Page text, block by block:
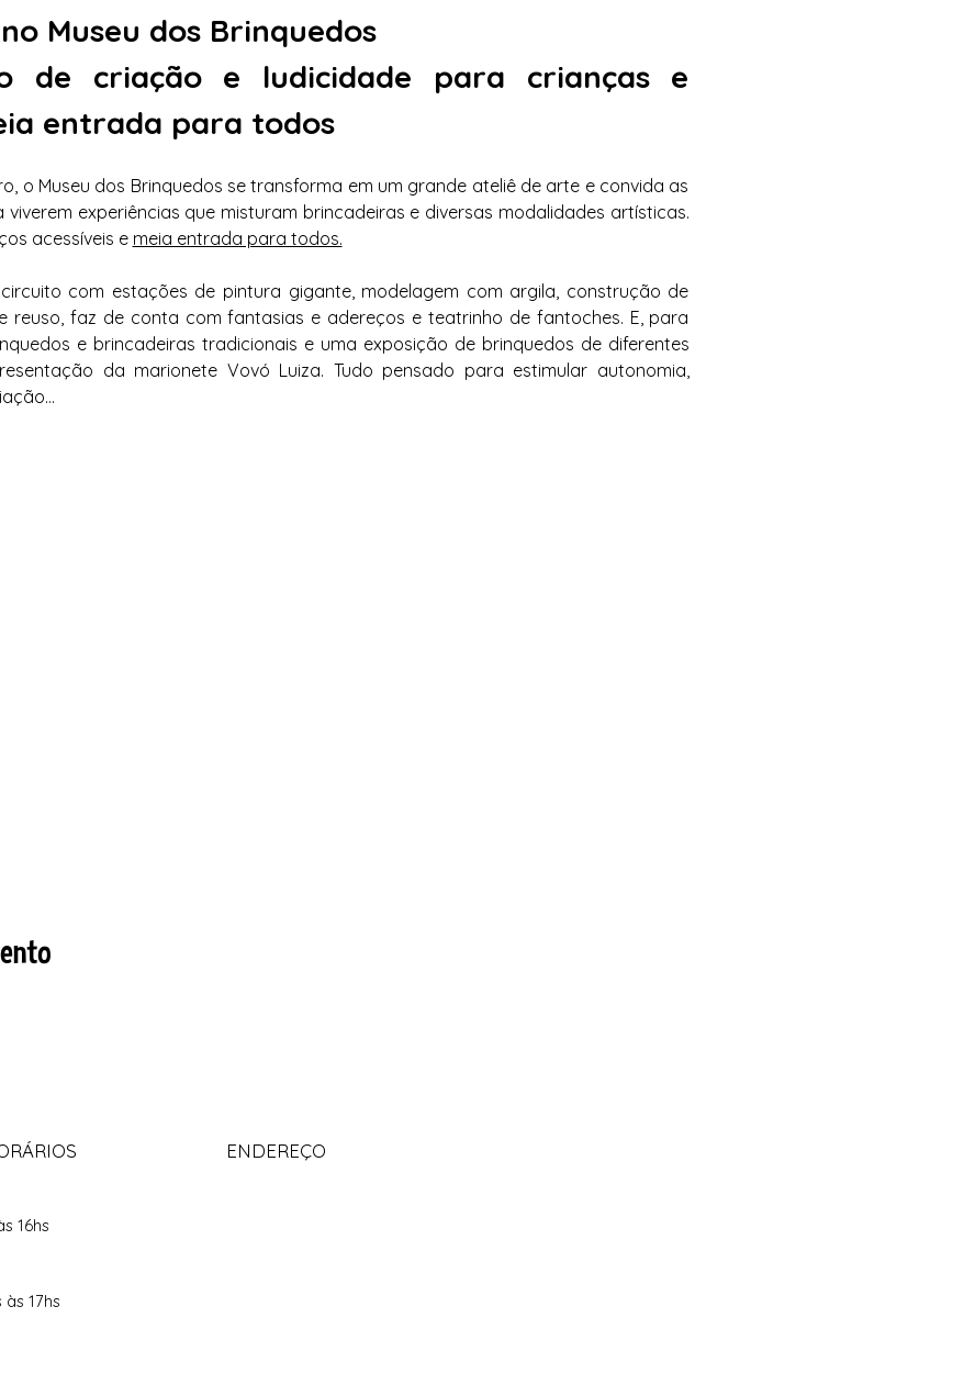
Museu dos Brinquedos
de criação e ludicidade para crianças e
entrada para todos
o Museu dos Brinquedos se transforma em um grande ateliê de arte e convida as
experiências que misturam brincadeiras e diversas modalidades artísticas.
acessíveis e meia entrada para todos.
com estações de pintura gigante, modelagem com argila, construção de
reuso, faz de conta com fantasias e adereços e teatrinho de fantoches. E, para
e brincadeiras tradicionais e uma exposição de brinquedos de diferentes
da marionete Vovó Luiza. Tudo pensado para estimular autonomia,
16hs
17hs
ENDEREÇO